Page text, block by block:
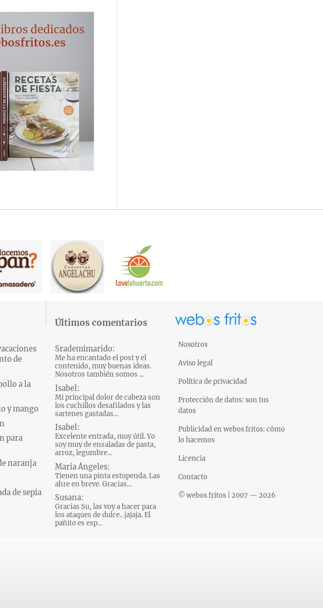
de
a la
y mango
para
naranja
de sepia
Últimos comentarios
Srademimarido:
Me ha encantado el post y el
contenido, muy buenas ideas.
Nosotros también somos ...
Isabel:
Mi principal dolor de cabeza son
los cuchillos desafilados y las
sartenes gastadas...
Isabel:
Excelente entrada, muy útil. Yo
soy muy de ensaladas de pasta,
arroz, legumbre...
Maria Ángeles:
Tienen una pinta estupenda. Las
ahre en breve. Gracias...
Susana:
Gracias Su, las voy a hacer para
los ataques de dulce.. jajaja. El
pañito es esp...
Nosotros
Aviso legal
Política de privacidad
Protección de datos: son tus
datos
Publicidad en webos fritos: cómo
lo hacemos
Licencia
Contacto
© webos fritos | 2007 — 2026